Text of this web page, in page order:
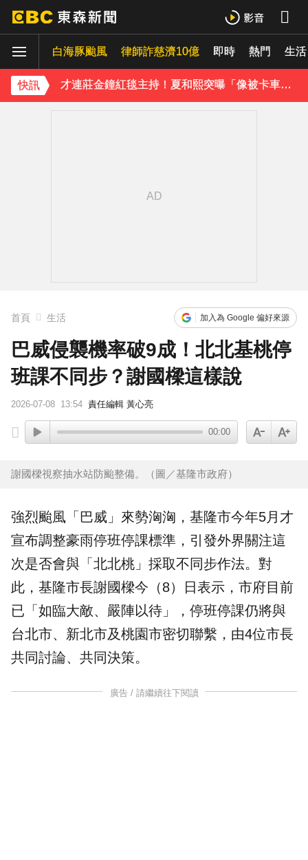
白海豚颱風 律師詐慈濟10億 即時 熱門 生活
快訊
下載東森App，隨時掌握天下大小事！
温嵐挺過敗血性休克首露面！「住ICU搶救11天」曝最新近況：讓大家擔心了
才連莊金鐘紅毯主持！夏和熙突曝「像被卡車撞」備賽狂操滿手繭
首頁 生活 加入為 Google 偏好來源
巴威侵襲機率破9成！北北基桃停
班課不同步？謝國樑這樣說
2026-07-08 13:54 責任編輯 黃心亮
00:00
謝國樑視察抽水站防颱整備。（圖／基隆市政府）
強烈颱風 「巴威」來勢洶洶， 基隆市今年5月才
宣布調整豪雨停班停課標準，引發外界關注這
次是否會與「北北桃」採取不同步作法。對
此，基隆市長謝國樑今（8）日表示，市府目前
已「如臨大敵、嚴陣以待」，停班停課仍將與
台北市、新北市及桃園市密切聯繫，由4位市長
共同討論、共同決策。
廣告 / 請繼續往下閱讀